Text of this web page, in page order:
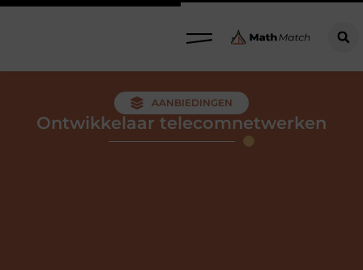
AANBIEDINGEN
Ontwikkelaar telecomnetwerken